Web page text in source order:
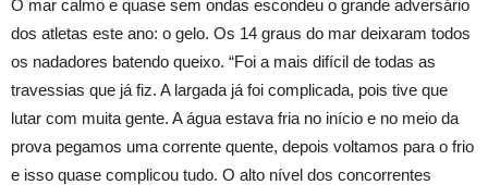
O mar calmo e quase sem ondas escondeu o grande adversário
dos atletas este ano: o gelo. Os 14 graus do mar deixaram todos
os nadadores batendo queixo. “Foi a mais difícil de todas as
travessias que já fiz. A largada já foi complicada, pois tive que
lutar com muita gente. A água estava fria no início e no meio da
prova pegamos uma corrente quente, depois voltamos para o frio
e isso quase complicou tudo. O alto nível dos concorrentes